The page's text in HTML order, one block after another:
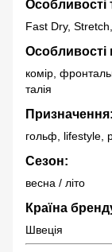
Особливості
Fast Dry,
Особливості
комір,
талія
Призначення:
гольф, lifestyle,
Сезон:
весна / літо
Країна
Швеція